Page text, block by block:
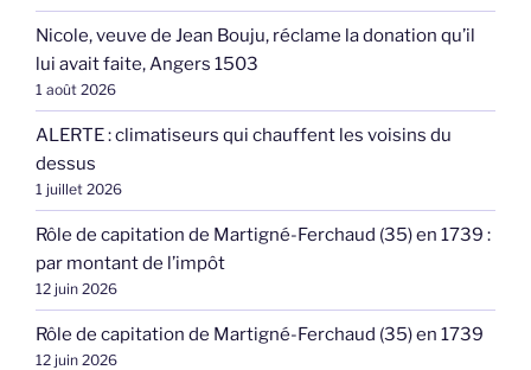
Nicole, veuve de Jean Bouju, réclame la donation qu’il
lui avait faite, Angers 1503
1 août 2026
ALERTE : climatiseurs qui chauffent les voisins du
dessus
1 juillet 2026
Rôle de capitation de Martigné-Ferchaud (35) en 1739 :
par montant de l’impôt
12 juin 2026
Rôle de capitation de Martigné-Ferchaud (35) en 1739
12 juin 2026